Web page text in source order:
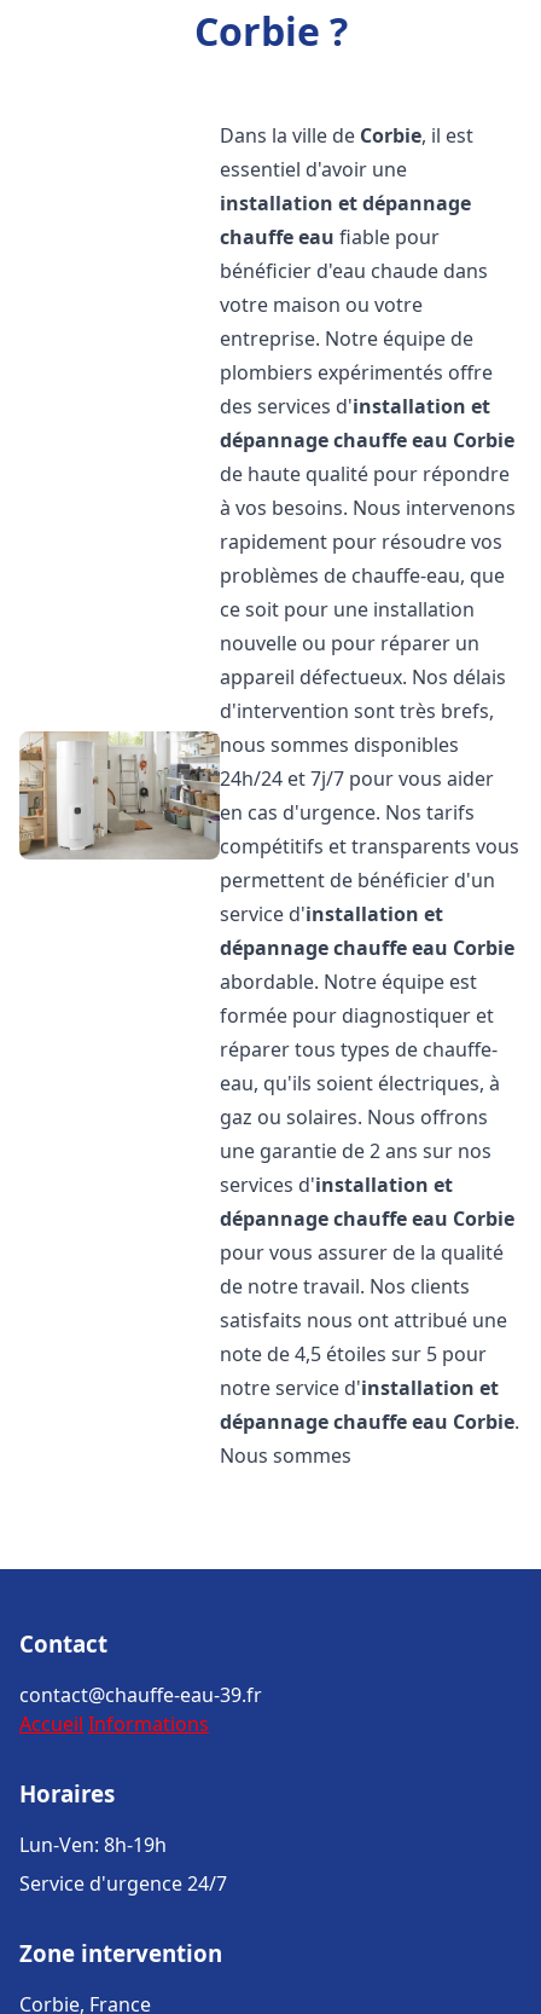
Corbie ?
Dans la ville de Corbie, il est
essentiel d'avoir une
installation et dépannage
chauffe eau fiable pour
bénéficier d'eau chaude dans
votre maison ou votre
entreprise. Notre équipe de
plombiers expérimentés offre
des services d'installation et
dépannage chauffe eau Corbie
de haute qualité pour répondre
à vos besoins. Nous intervenons
rapidement pour résoudre vos
problèmes de chauffe-eau, que
ce soit pour une installation
nouvelle ou pour réparer un
appareil défectueux. Nos délais
d'intervention sont très brefs,
nous sommes disponibles
24h/24 et 7j/7 pour vous aider
en cas d'urgence. Nos tarifs
compétitifs et transparents vous
permettent de bénéficier d'un
service d'installation et
dépannage chauffe eau Corbie
abordable. Notre équipe est
formée pour diagnostiquer et
réparer tous types de chauffe-
eau, qu'ils soient électriques, à
gaz ou solaires. Nous offrons
une garantie de 2 ans sur nos
services d'installation et
dépannage chauffe eau Corbie
pour vous assurer de la qualité
de notre travail. Nos clients
satisfaits nous ont attribué une
note de 4,5 étoiles sur 5 pour
notre service d'installation et
dépannage chauffe eau Corbie.
Nous sommes
Contact
contact@chauffe-eau-39.fr
Accueil Informations
Horaires
Lun-Ven: 8h-19h
Service d'urgence 24/7
Zone intervention
Corbie, France